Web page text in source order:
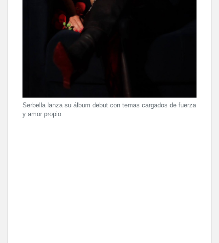
Serbella lanza su álbum debut con temas cargados de fuerza
y amor propio